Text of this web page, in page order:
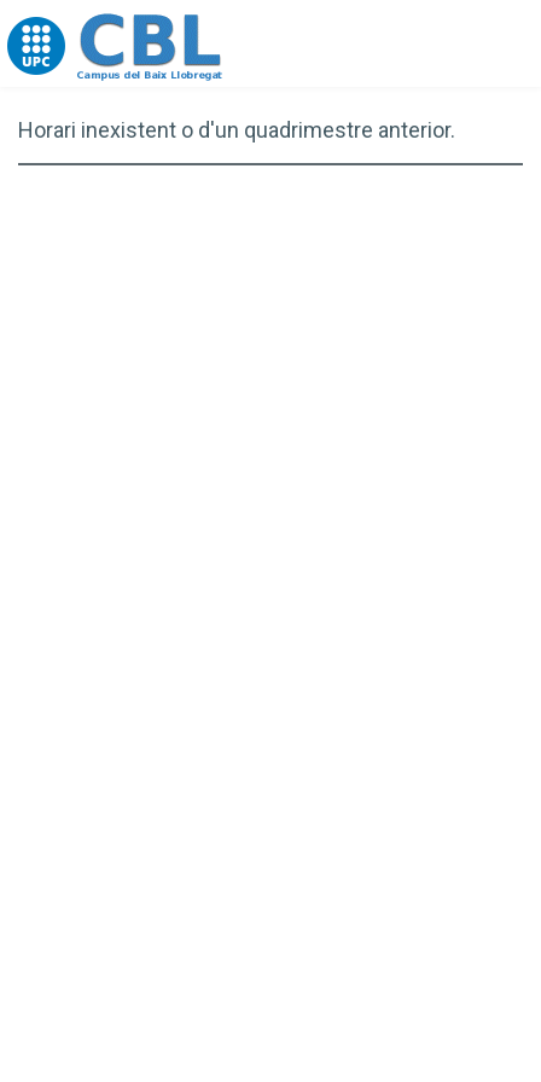
Go to upc.edu
Horari inexistent o d'un quadrimestre anterior.